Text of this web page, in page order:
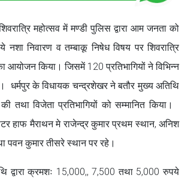
महोत्सव में मण्डी पुलिस द्वारा आम जनता को
निवारण व तम्बाकू निषेध विषय पर शिवरात्रि
आयोजन किया। जिसमें 120 प्रतिभागियों ने विभिन्न
धर्मपुर के विधायक चन्द्रशेखर ने बतौर मुख्य अतिथि
तथा विजेता प्रतिभागियों को सम्मानित किया।
हाफ मैराथन मे राजेन्द्र कुमार प्रथम स्थान, अनिश
पवन कुमार तीसरे स्थान पर रहे।
द्वारा क्रमशः 15,000,, 7,500 तथा 5,000 रुपये